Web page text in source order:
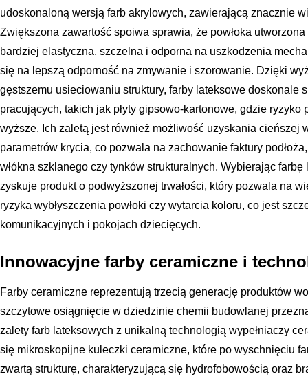
udoskonaloną wersją farb akrylowych, zawierającą znacznie
Zwiększona zawartość spoiwa sprawia, że powłoka
bardziej elastyczna, szczelna i odporna na uszkodzenia
się na lepszą odporność na zmywanie i szorowanie. Dzięki
gęstszemu usieciowaniu struktury, farby lateksowe doskonale
pracujących, takich jak płyty gipsowo-kartonowe, gdzie
wyższe. Ich zaletą jest również możliwość uzyskania cieńszej
parametrów krycia, co pozwala na zachowanie faktury
włókna szklanego czy tynków strukturalnych. Wybierając
zyskuje produkt o podwyższonej trwałości, który pozwala na
ryzyka wybłyszczenia powłoki czy wytarcia koloru, co jest
komunikacyjnych i pokojach dziecięcych.
Innowacyjne farby ceramiczne i
Farby ceramiczne reprezentują trzecią generację produktów
szczytowe osiągnięcie w dziedzinie chemii budowlanej
zalety farb lateksowych z unikalną technologią wypełniaczy
się mikroskopijne kuleczki ceramiczne, które po wyschnięciu
zwartą strukturę, charakteryzującą się hydrofobowością oraz